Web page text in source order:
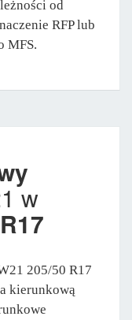
od
RFP lub
MFS.
w
205/50 R17
kierunkową